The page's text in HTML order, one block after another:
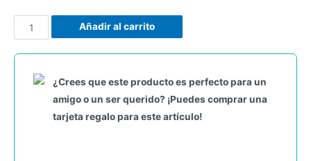
Añadir al carrito
¿Crees que este producto es perfecto para un
amigo o un ser querido? ¡Puedes comprar una
tarjeta regalo para este artículo!